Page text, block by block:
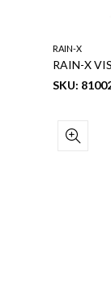
RAIN-X
RAIN-X
SKU: